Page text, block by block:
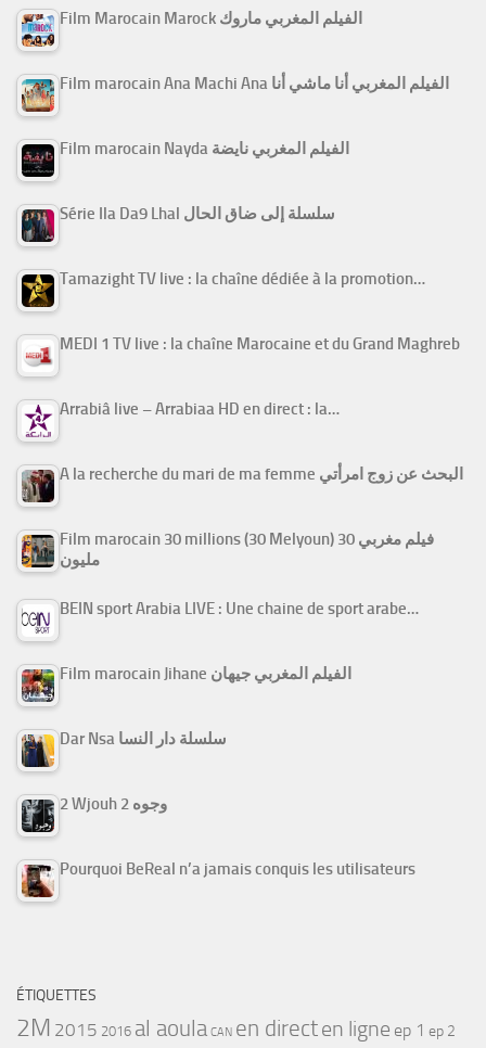
Film Marocain Marock الفيلم المغربي ماروك
Film marocain Ana Machi Ana الفيلم المغربي أنا ماشي أنا
Film marocain Nayda الفيلم المغربي نايضة
Série Ila Da9 Lhal سلسلة إلى ضاق الحال
Tamazight TV live : la chaîne dédiée à la promotion…
MEDI 1 TV live : la chaîne Marocaine et du Grand Maghreb
Arrabiâ live – Arrabiaa HD en direct : la…
A la recherche du mari de ma femme البحث عن زوج امرأتي
Film marocain 30 millions (30 Melyoun) فيلم مغربي 30
مليون
BEIN sport Arabia LIVE : Une chaine de sport arabe…
Film marocain Jihane الفيلم المغربي جيهان
Dar Nsa سلسلة دار النسا
2 Wjouh 2 وجوه
Pourquoi BeReal n’a jamais conquis les utilisateurs
ÉTIQUETTES
2M 2015 2016 al aoula CAN en directen ligne ep 1 ep 2